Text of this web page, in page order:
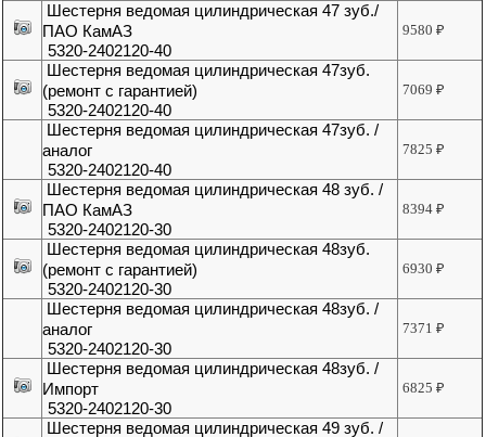
Шестерня ведомая цилиндрическая 47 зуб./
ПАО КамАЗ
5320-2402120-40
9580₽
Шестерня ведомая цилиндрическая 47зуб.
(ремонт с гарантией)
5320-2402120-40
7069₽
Шестерня ведомая цилиндрическая 47зуб. /
аналог
5320-2402120-40
7825₽
Шестерня ведомая цилиндрическая 48 зуб. /
ПАО КамАЗ
5320-2402120-30
8394₽
Шестерня ведомая цилиндрическая 48зуб.
(ремонт с гарантией)
5320-2402120-30
6930₽
Шестерня ведомая цилиндрическая 48зуб. /
аналог
5320-2402120-30
7371₽
Шестерня ведомая цилиндрическая 48зуб. /
Импорт
5320-2402120-30
6825₽
Шестерня ведомая цилиндрическая 49 зуб. /